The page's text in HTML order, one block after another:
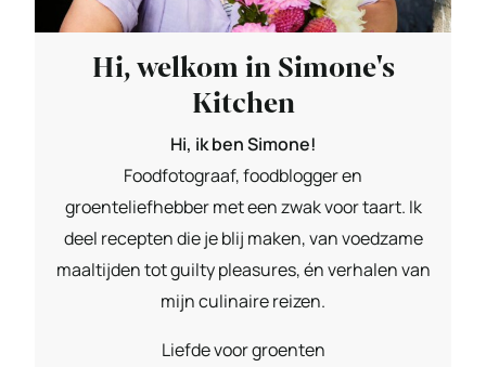
Hi, welkom in Simone's
Kitchen
Hi, ik ben Simone!
Foodfotograaf, foodblogger en
groenteliefhebber met een zwak voor taart. Ik
deel recepten die je blij maken, van voedzame
maaltijden tot guilty pleasures, én verhalen van
mijn culinaire reizen.
Liefde voor groenten